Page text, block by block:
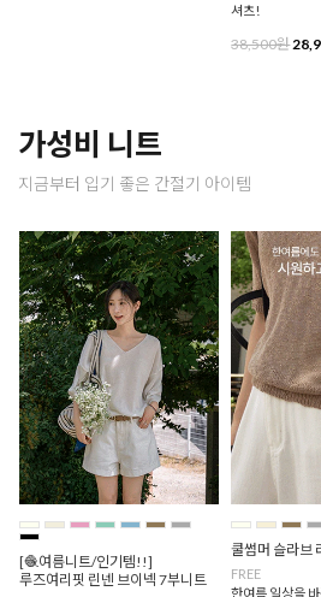
셔츠!
38,500원
가성비 니트
지금부터 입기 좋은 간절기 아이템
[🧶여름니트/인기템!!]
루즈여리핏 린넨 브이넥 7부니트
쿨썸머 슬라브
FREE
한여름 일상을